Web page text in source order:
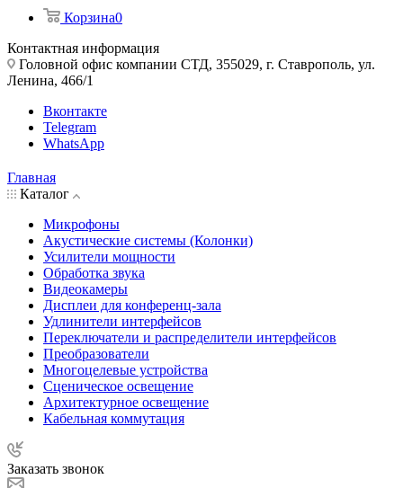
Корзина0
Контактная информация
Головной офис компании СТД, 355029, г. Ставрополь, ул.
Ленина, 466/1
Вконтакте
Telegram
WhatsApp
Главная
Каталог
Микрофоны
Акустические системы (Колонки)
Усилители мощности
Обработка звука
Видеокамеры
Дисплеи для конференц-зала
Удлинители интерфейсов
Переключатели и распределители интерфейсов
Преобразователи
Многоцелевые устройства
Сценическое освещение
Архитектурное освещение
Кабельная коммутация
Заказать звонок